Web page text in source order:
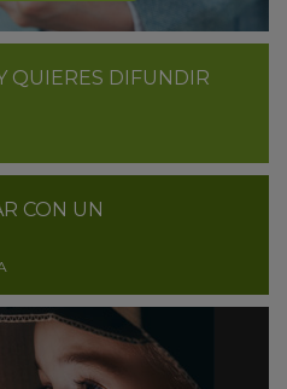
QUIERES DIFUNDIR
CON UN